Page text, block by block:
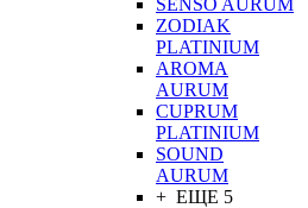
SENSO AURUM
ZODIAK
PLATINIUM
AROMA
AURUM
CUPRUM
PLATINIUM
SOUND
AURUM
+ ЕЩЕ 5